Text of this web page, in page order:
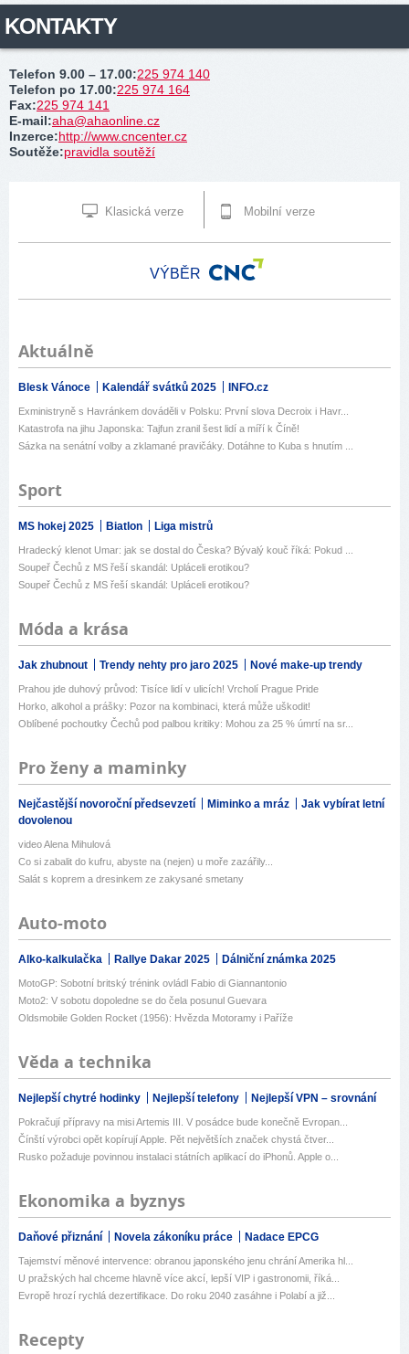
KONTAKTY
Telefon 9.00 – 17.00:225 974 140
Telefon po 17.00:225 974 164
Fax:225 974 141
E-mail:aha@ahaonline.cz
Inzerce:http://www.cncenter.cz
Soutěže:pravidla soutěží
Klasická verze Mobilní verze
VÝBĚR
Aktuálně
Blesk Vánoce Kalendář svátků 2025 INFO.cz
Exministryně s Havránkem dováděli v Polsku: První slova Decroix i Havr...
Katastrofa na jihu Japonska: Tajfun zranil šest lidí a míří k Číně!
Sázka na senátní volby a zklamané pravičáky. Dotáhne to Kuba s hnutím ...
Sport
MS hokej 2025 Biatlon Liga mistrů
Hradecký klenot Umar: jak se dostal do Česka? Bývalý kouč říká: Pokud ...
Soupeř Čechů z MS řeší skandál: Upláceli erotikou?
Soupeř Čechů z MS řeší skandál: Upláceli erotikou?
Móda a krása
Jak zhubnout Trendy nehty pro jaro 2025 Nové make-up trendy
Prahou jde duhový průvod: Tisíce lidí v ulicích! Vrcholí Prague Pride
Horko, alkohol a prášky: Pozor na kombinaci, která může uškodit!
Oblíbené pochoutky Čechů pod palbou kritiky: Mohou za 25 % úmrtí na sr...
Pro ženy a maminky
Nejčastější novoroční předsevzetí Miminko a mráz
Jak vybírat letní
dovolenou
video Alena Mihulová
Co si zabalit do kufru, abyste na (nejen) u moře zazářily...
Salát s koprem a dresinkem ze zakysané smetany
Auto-moto
Alko-kalkulačka Rallye Dakar 2025 Dálniční známka 2025
MotoGP: Sobotní britský trénink ovládl Fabio di Giannantonio
Moto2: V sobotu dopoledne se do čela posunul Guevara
Oldsmobile Golden Rocket (1956): Hvězda Motoramy i Paříže
Věda a technika
Nejlepší chytré hodinky Nejlepší telefony Nejlepší VPN – srovnání
Pokračují přípravy na misi Artemis III. V posádce bude konečně Evropan...
Čínští výrobci opět kopírují Apple. Pět největších značek chystá čtver...
Rusko požaduje povinnou instalaci státních aplikací do iPhonů. Apple o...
Ekonomika a byznys
Daňové přiznání Novela zákoníku práce Nadace EPCG
Tajemství měnové intervence: obranou japonského jenu chrání Amerika hl...
U pražských hal chceme hlavně více akcí, lepší VIP i gastronomii, říká...
Evropě hrozí rychlá dezertifikace. Do roku 2040 zasáhne i Polabí a již...
Recepty